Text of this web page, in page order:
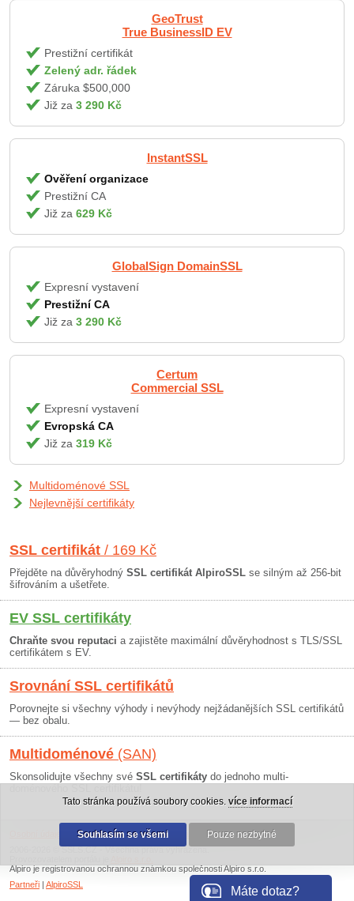
GeoTrust
True BusinessID EV
Prestižní certifikát
Zelený adr. řádek
Záruka $500,000
Již za 3 290 Kč
InstantSSL
Ověření organizace
Prestižní CA
Již za 629 Kč
GlobalSign DomainSSL
Expresní vystavení
Prestižní CA
Již za 3 290 Kč
Certum
Commercial SSL
Expresní vystavení
Evropská CA
Již za 319 Kč
Multidoménové SSL
Nejlevnější certifikáty
SSL certifikát / 169 Kč
Přejděte na důvěryhodný SSL certifikát AlpiroSSL se silným až 256-bit
šifrováním a ušetřete.
EV SSL certifikáty
Chraňte svou reputaci a zajistěte maximální důvěryhodnost s TLS/SSL
certifikátem s EV.
Srovnání SSL certifikátů
Porovnejte si všechny výhody i nevýhody nejžádanějších SSL certifikátů
— bez obalu.
Multidoménové (SAN)
Skonsolidujte všechny své SSL certifikáty do jednoho multi-
Obchodní podmínky|30 dní záruka
2006-2026 © SSLS.CZ - Všechna práva vyhrazena.
Alpiro je registrovanou ochrannou známkou společnosti Alpiro s.r.o.
Partneři | AlpiroSSL Máte dotaz?
Tato stránka používá soubory cookies. více informací
Souhlasím se všemi Pouze nezbytné